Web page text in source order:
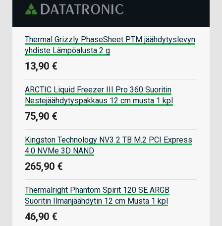
Thermal Grizzly PhaseSheet PTM jäähdytyslevyn
yhdiste Lämpöalusta 2 g
13,90 €
ARCTIC Liquid Freezer III Pro 360 Suoritin
Nestejäähdytyspakkaus 12 cm musta 1 kpl
75,90 €
Kingston Technology NV3 2 TB M.2 PCI Express
4.0 NVMe 3D NAND
265,90 €
Thermalright Phantom Spirit 120 SE ARGB
Suoritin Ilmanjäähdytin 12 cm Musta 1 kpl
46,90 €